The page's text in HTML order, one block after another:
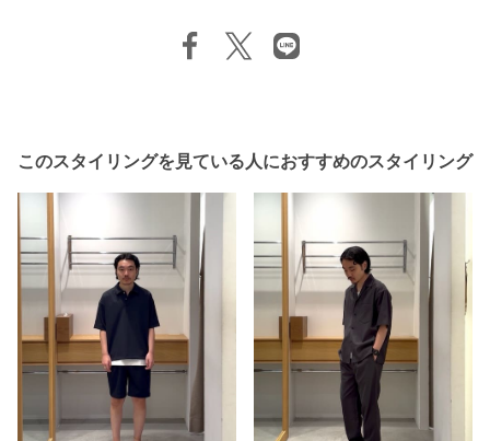
このスタイリングを見ている人におすすめのスタイリング